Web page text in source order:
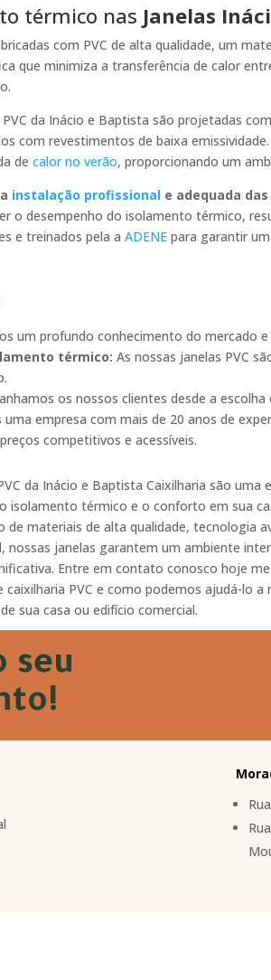
térmico nas Janelas
com PVC de alta qualidade, um
que minimiza a transferência de calor
da Inácio e Baptista são projetadas
com revestimentos de baixa
decalor no verão, proporcionando um
instalação profissional e adequada
o desempenho do isolamento térmico,
e treinados pela aADENE para garantir
um profundo conhecimento do mercado
térmico: As nossas janelas PVC
os nossos clientes desde a
uma empresa com mais de 20 anos de
competitivos e acessíveis.
da Inácio e Baptista Caixilharia são uma
isolamento térmico e o conforto em sua
de materiais de alta qualidade, tecnologia
nossas janelas garantem um ambiente
Entre em contato conosco hoje
caixilharia PVC e como podemos ajudá-lo
sua casa ou edifício comercial.
seu